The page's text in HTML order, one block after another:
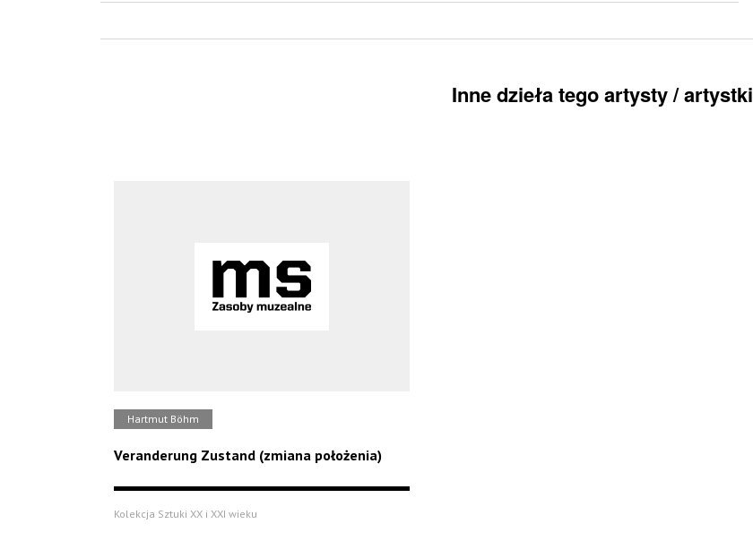
Inne dzieła tego artysty / artystki
Hartmut Böhm
Veranderung Zustand (zmiana położenia)
Kolekcja Sztuki XX i XXI wieku